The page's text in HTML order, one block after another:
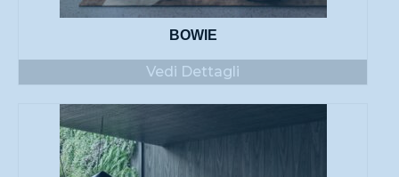
BOWIE
Vedi Dettagli